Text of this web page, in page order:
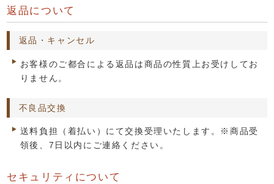
返品について
返品・キャンセル
お客様のご都合による返品は商品の性質上お受けしてお
りません。
不良品交換
送料負担（着払い）にて交換受理いたします。※商品受
領後、7日以内にご連絡ください。
セキュリティについて